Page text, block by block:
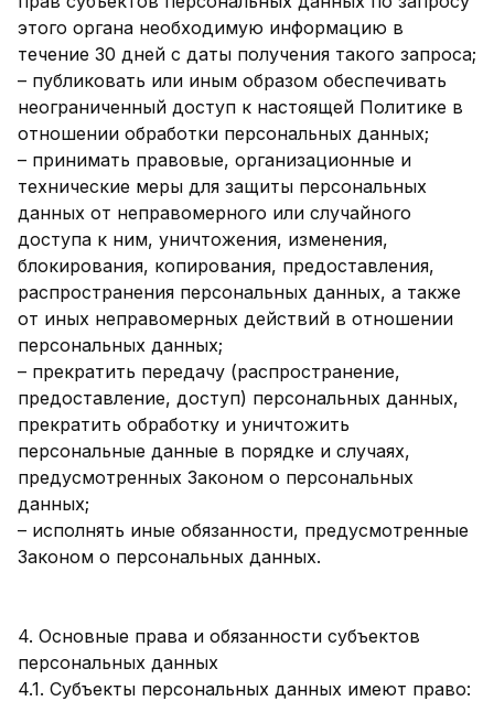
этого органа необходимую информацию в
течение 30 дней с даты получения такого запроса;
– публиковать или иным образом обеспечивать
неограниченный доступ к настоящей Политике в
отношении обработки персональных данных;
– принимать правовые, организационные и
технические меры для защиты персональных
данных от неправомерного или случайного
доступа к ним, уничтожения, изменения,
блокирования, копирования, предоставления,
распространения персональных данных, а также
от иных неправомерных действий в отношении
персональных данных;
– прекратить передачу (распространение,
предоставление, доступ) персональных данных,
прекратить обработку и уничтожить
персональные данные в порядке и случаях,
предусмотренных Законом о персональных
данных;
– исполнять иные обязанности, предусмотренные
Законом о персональных данных.
4. Основные права и обязанности субъектов
персональных данных
4.1. Субъекты персональных данных имеют право: